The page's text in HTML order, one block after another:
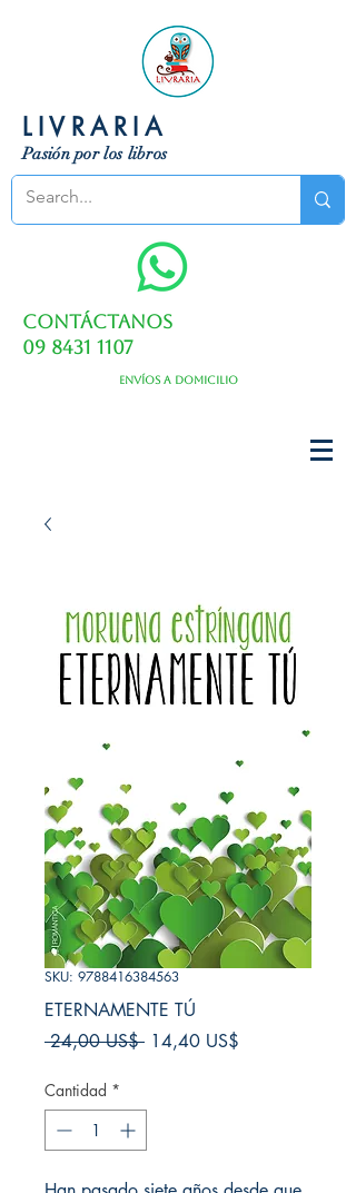
LIVRARIA
Pasión por los libros
Contáctanos
09 8431 1107
Envíos a domicilio
SKU: 9788416384563
ETERNAMENTE TÚ
24,00 US$ Precio
14,40 US$
Cantidad *